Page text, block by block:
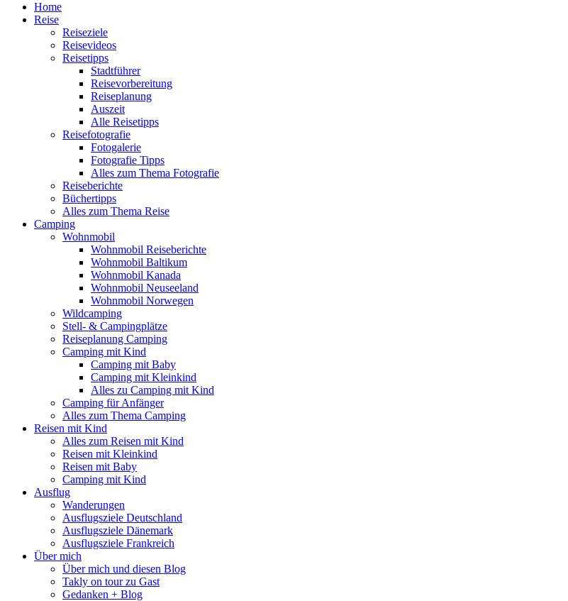
Home
Reise
Reiseziele
Reisevideos
Reisetipps
Stadtführer
Reisevorbereitung
Reiseplanung
Auszeit
Alle Reisetipps
Reisefotografie
Fotogalerie
Fotografie Tipps
Alles zum Thema Fotografie
Reiseberichte
Büchertipps
Alles zum Thema Reise
Camping
Wohnmobil
Wohnmobil Reiseberichte
Wohnmobil Baltikum
Wohnmobil Kanada
Wohnmobil Neuseeland
Wohnmobil Norwegen
Wildcamping
Stell- & Campingplätze
Reiseplanung Camping
Camping mit Kind
Camping mit Baby
Camping mit Kleinkind
Alles zu Camping mit Kind
Camping für Anfänger
Alles zum Thema Camping
Reisen mit Kind
Alles zum Reisen mit Kind
Reisen mit Kleinkind
Reisen mit Baby
Camping mit Kind
Ausflug
Wanderungen
Ausflugsziele Deutschland
Ausflugsziele Dänemark
Ausflugsziele Frankreich
Über mich
Über mich und diesen Blog
Takly on tour zu Gast
Gedanken + Blog